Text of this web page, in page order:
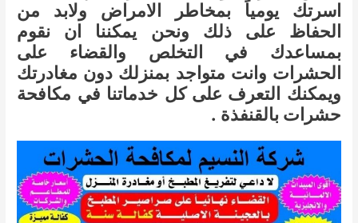
اسرتك يومياً بمخاطر الامراض ولابد من
الحفاظ على ذلك ونحن يمكننا ان نقوم
بمساعدك في التخلص والقضاء على
الحشرات وانت متواجد بمنزلك دون مغادرتك
ويمكنك التعرف على كل خدماتنا في مكافحة
حشرات بالقنفذة .